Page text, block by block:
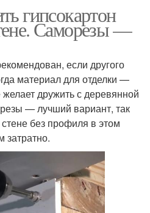
гипсокартон
Саморезы —
если другого
материал для отделки —
дружить с деревянной
— лучший вариант, так
стене без профиля в этом
затратно.